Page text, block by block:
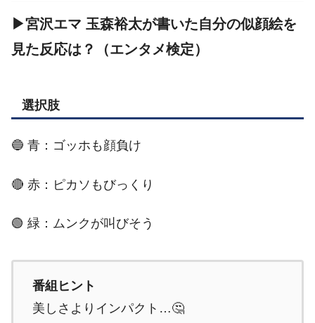
▶宮沢エマ 玉森裕太が書いた自分の似顔絵を
見た反応は？（エンタメ検定）
選択肢
🔵 青：ゴッホも顔負け
🔴 赤：ピカソもびっくり
🟢 緑：ムンクが叫びそう
番組ヒント
美しさよりインパクト…🤔